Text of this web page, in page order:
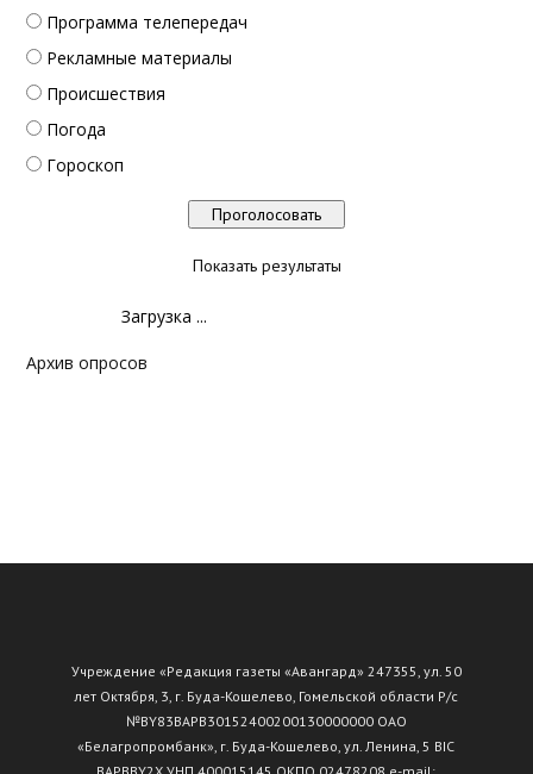
Программа телепередач
Рекламные материалы
Происшествия
Погода
Гороскоп
Показать результаты
Загрузка ...
Архив опросов
Учреждение «Редакция газеты «Авангард» 247355, ул. 50
лет Октября, 3, г. Буда-Кошелево, Гомельской области Р/с
№ВY83ВАРВ30152400200130000000 ОАО
«Белагропромбанк», г. Буда-Кошелево, ул. Ленина, 5 BIC